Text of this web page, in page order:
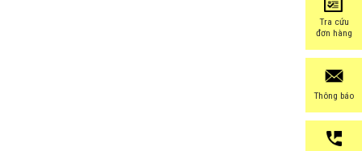
Tra cứu
đơn hàng
Thông báo